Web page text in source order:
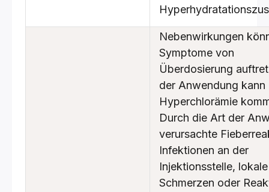
Nebenwirkungen
Symptome von
Überdosierung
der Anwendung kann
Hyperchlorämie
Durch die Art der
verursachte
Infektionen an der
Injektionsstelle, lokale
Schmerzen oder